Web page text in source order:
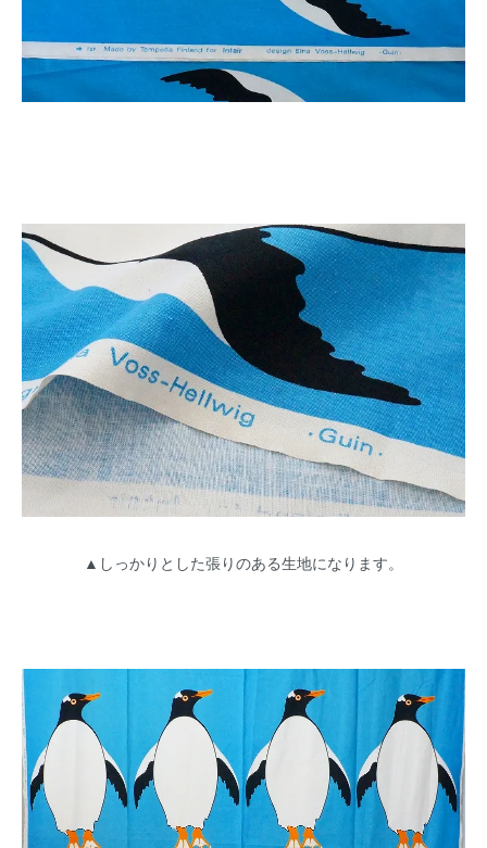
▲しっかりとした張りのある生地になります。